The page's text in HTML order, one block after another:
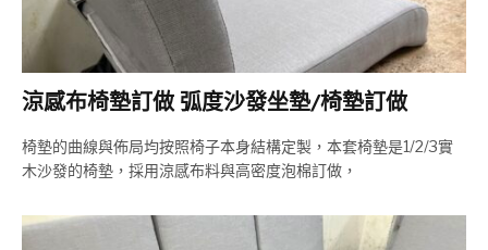
涼感布椅墊訂做 弧度沙發坐墊/椅墊訂做
椅墊的曲線與佈局均按照椅子本身結構定製，本套椅墊是1/2/3實
木沙發的椅墊，採用涼感布料與高密度泡棉訂做，